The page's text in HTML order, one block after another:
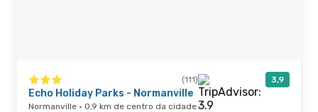
(111) 3,9
Echo Holiday Parks - Normanville
Normanville · 0,9 km de centro da cidade